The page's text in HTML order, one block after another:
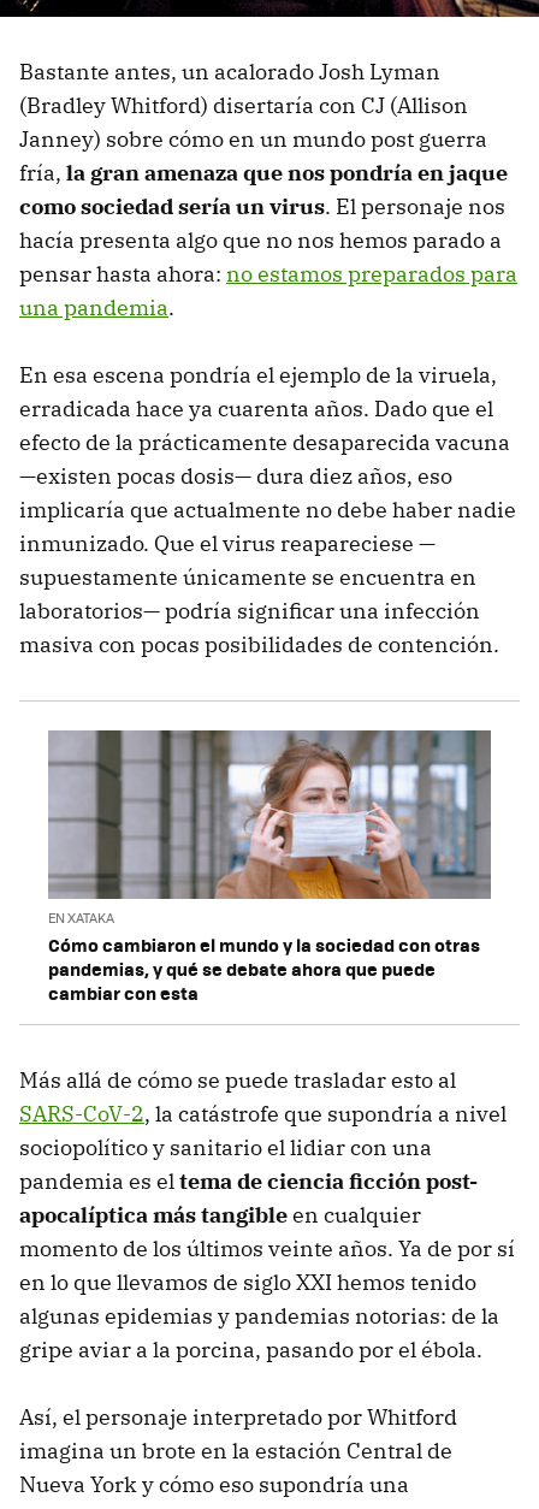
Bastante antes, un acalorado Josh Lyman
(Bradley Whitford) disertaría con CJ (Allison
Janney) sobre cómo en un mundo post guerra
fría, la gran amenaza que nos pondría en jaque
como sociedad sería un virus. El personaje nos
hacía presenta algo que no nos hemos parado a
pensar hasta ahora: no estamos preparados para
una pandemia.
En esa escena pondría el ejemplo de la viruela,
erradicada hace ya cuarenta años. Dado que el
efecto de la prácticamente desaparecida vacuna
—existen pocas dosis— dura diez años, eso
implicaría que actualmente no debe haber nadie
inmunizado. Que el virus reapareciese —
supuestamente únicamente se encuentra en
laboratorios— podría significar una infección
masiva con pocas posibilidades de contención.
EN XATAKA
Cómo cambiaron el mundo y la sociedad con otras
pandemias, y qué se debate ahora que puede
cambiar con esta
Más allá de cómo se puede trasladar esto al
SARS-CoV-2, la catástrofe que supondría a nivel
sociopolítico y sanitario el lidiar con una
pandemia es eltema de ciencia ficción post-
apocalíptica más tangibleen cualquier
momento de los últimos veinte años. Ya de por sí
en lo que llevamos de siglo XXI hemos tenido
algunas epidemias y pandemias notorias: de la
gripe aviar a la porcina, pasando por el ébola.
Así, el personaje interpretado por Whitford
imagina un brote en la estación Central de
Nueva York y cómo eso supondría una